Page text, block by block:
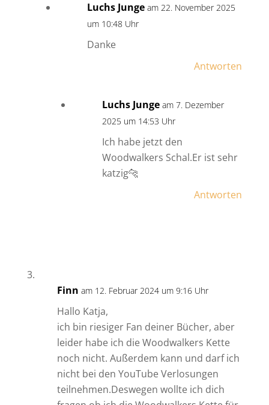
Luchs Junge am 22. November 2025
um 10:48 Uhr
Danke
Antworten
Luchs Junge am 7. Dezember
2025 um 14:53 Uhr
Ich habe jetzt den
Woodwalkers Schal.Er ist sehr
katzig🐆
Antworten
Finn am 12. Februar 2024 um 9:16 Uhr
Hallo Katja,
ich bin riesiger Fan deiner Bücher, aber
leider habe ich die Woodwalkers Kette
noch nicht. Außerdem kann und darf ich
nicht bei den YouTube Verlosungen
teilnehmen.Deswegen wollte ich dich